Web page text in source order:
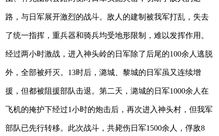
路，与日军展开激烈的战斗。敌人的建制被我军打乱，失去
了统一指挥，重兵器和骑兵均受地形限制，难以发挥作用。
经过两小时激战，进入神头岭的日军除了后尾的100余人逃脱
外，全部被歼灭。13时后，潞城、黎城的日军虽又连续增
援，但都被阻援部队击退。第二天，潞城的日军1000余人在
飞机的掩护下经过1小时的炮击后，再次进入神头村，但我军
部队已先行转移。此次战斗，共毙伤日军1500余人，俘敌8